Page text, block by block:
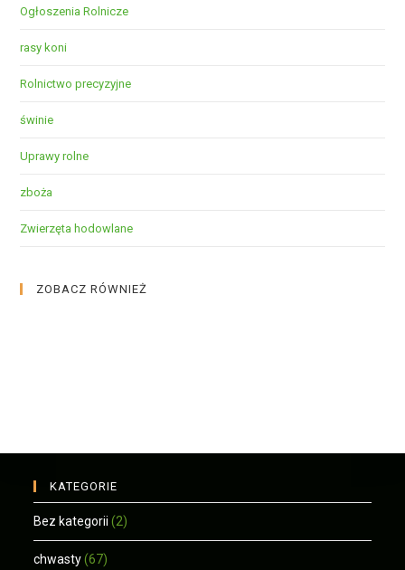
Ogłoszenia Rolnicze
rasy koni
Rolnictwo precyzyjne
świnie
Uprawy rolne
zboża
Zwierzęta hodowlane
ZOBACZ RÓWNIEŻ
KATEGORIE
Bez kategorii (2)
chwasty (67)